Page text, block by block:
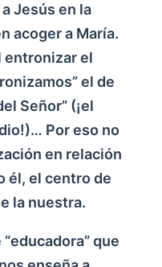
Jesús en la
acoger a María.
entronizar el
el de
Señor” (¡el
Por eso no
en relación
él, el centro de
la nuestra.
que